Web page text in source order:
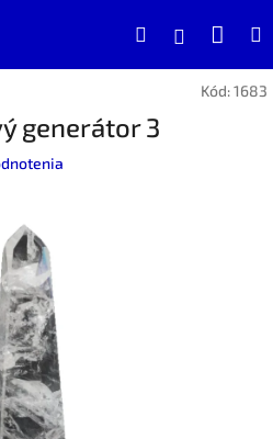
Hľadať
Kód:1683
generátor 3